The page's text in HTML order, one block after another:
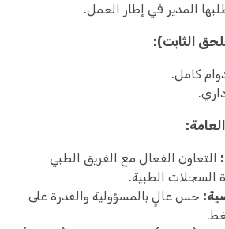
المدير في إطار العمل.
الثابت):
كامل.
التعاون الفعال مع الفريق الطبي
السجلات الطبية.
حس عالٍ بالمسؤولية والقدرة على